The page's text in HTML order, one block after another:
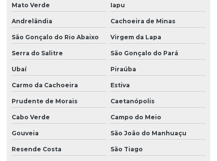
Mato Verde Iapu
Andrelândia Cachoeira de Minas
São Gonçalo do Rio Abaixo Virgem da Lapa
Serra do Salitre São Gonçalo do Pará
Ubaí Piraúba
Carmo da Cachoeira Estiva
Prudente de Morais Caetanópolis
Cabo Verde Campo do Meio
Gouveia São João do Manhuaçu
Resende Costa São Tiago